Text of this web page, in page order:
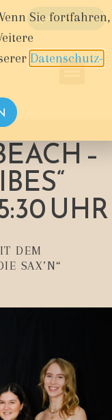
WARENKORB
–
UHR
DEM
SAX’N“
Sie fortfahren,
Datenschutz-